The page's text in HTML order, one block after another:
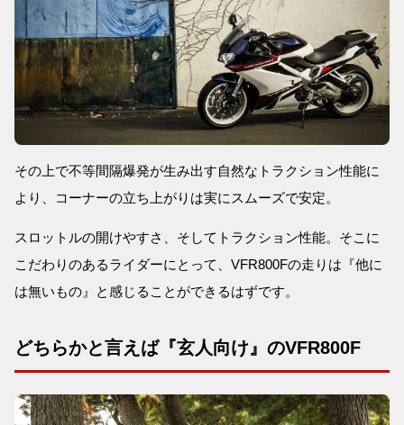
その上で不等間隔爆発が生み出す自然なトラクション性能に
より、コーナーの立ち上がりは実にスムーズで安定。
スロットルの開けやすさ、そしてトラクション性能。そこに
こだわりのあるライダーにとって、VFR800Fの走りは『他に
は無いもの』と感じることができるはずです。
どちらかと言えば『玄人向け』のVFR800F